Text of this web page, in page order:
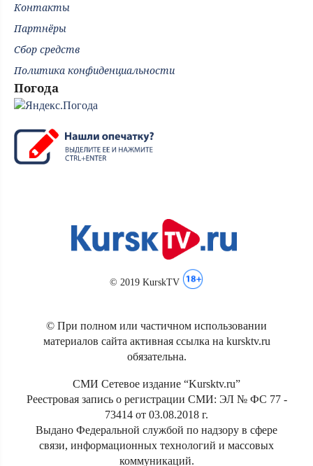
Контакты
Партнёры
Сбор средств
Политика конфиденциальности
Погода
© 2019 KurskTV
© При полном или частичном использовании
материалов сайта активная ссылка на kursktv.ru
обязательна.
СМИ Сетевое издание “Kursktv.ru”
Реестровая запись о регистрации СМИ: ЭЛ № ФС 77 -
73414 от 03.08.2018 г.
Выдано Федеральной службой по надзору в сфере
связи, информационных технологий и массовых
коммуникаций.